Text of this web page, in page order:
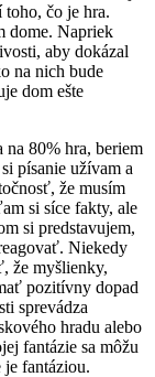
čo je hra.
dome. Napriek
aby dokázal
na nich bude
dom ešte
80% hra, beriem
písanie užívam a
že musím
si síce fakty, ale
si predstavujem,
Niekedy
že myšlienky,
pozitívny dopad
sprevádza
hradu alebo
fantázie sa môžu
je fantáziou.